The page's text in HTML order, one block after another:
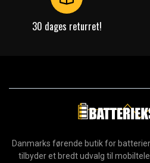
30 dages returret!
Danmarks førende butik for
tilbyder et bredt udvalg til